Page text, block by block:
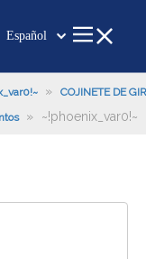
Español
românesc
Türk dili
» COJINETE DE
» ~!phoenix_var0!~